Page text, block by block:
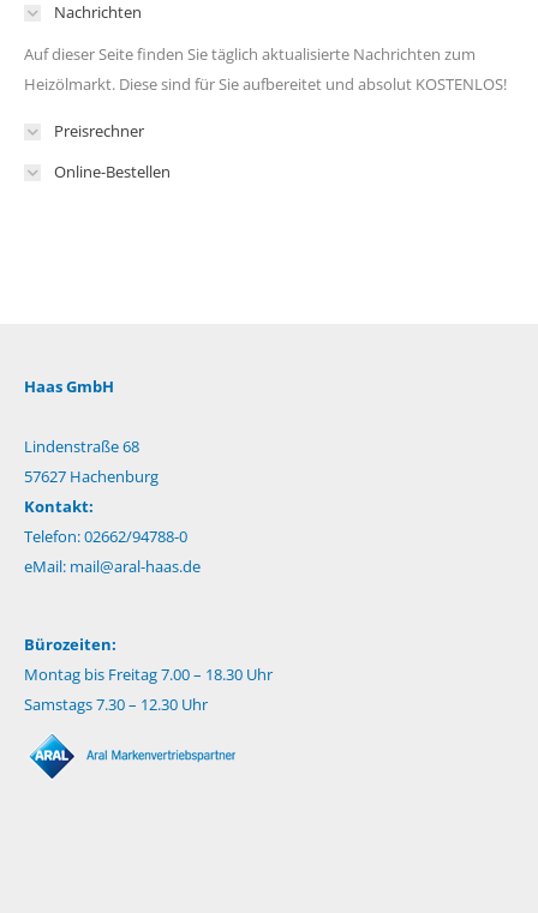
Nachrichten
Auf dieser Seite finden Sie täglich aktualisierte Nachrichten zum
Heizölmarkt. Diese sind für Sie aufbereitet und absolut KOSTENLOS!
Preisrechner
Online-Bestellen
Haas GmbH
Lindenstraße 68
57627 Hachenburg
Kontakt:
Telefon: 02662/94788-0
eMail: mail@aral-haas.de
Bürozeiten:
Montag bis Freitag 7.00 – 18.30 Uhr
Samstags 7.30 – 12.30 Uhr